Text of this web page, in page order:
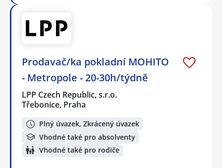
Prodavač/ka pokladní MOHITO
- Metropole - 20-30h/týdně
LPP Czech Republic, s.r.o.
Třebonice, Praha
Plný úvazek, Zkrácený úvazek
Vhodné také pro absolventy
Vhodné také pro rodiče